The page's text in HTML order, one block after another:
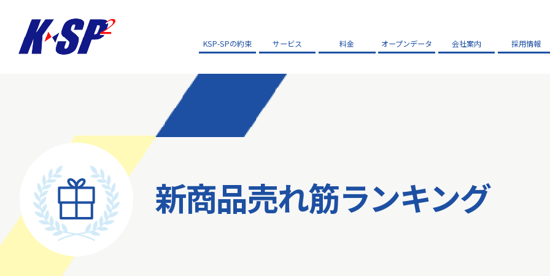
KSP-SPの約束 サービス 料金 オープンデータ 会社案内 採用情報
新商品売れ筋ランキング